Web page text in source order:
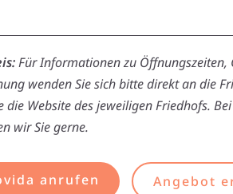
Für Informationen zu Öffnungszeiten,
wenden Sie sich bitte direkt an die
die Website des jeweiligen Friedhofs.
wir Sie gerne.
anrufen Angebot